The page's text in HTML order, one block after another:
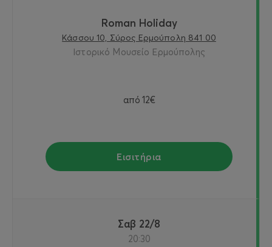
Roman Holiday
Κάσσου 10, Σύρος Ερμούπολη 841 00
Ιστορικό Μουσείο Ερμούπολης
από 12€
Εισιτήρια
Σαβ 22/8
20:30